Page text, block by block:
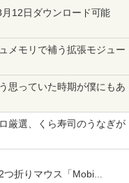
モノクロ版 39 (ジャンプ
吸うふたり 9巻 (デジタル
インチ 極軽量約965g
U748 高性能第7世代
軽い FHD液晶 type-C
古ノートパソコン Off
店]デスクトップパソ
付き メモリ16GB
定済 ホワイト ブラッ
100Hz FHD VAパネル
ルーライト軽減 ノング
Adaptive-Sync対応
F100
し （TJMOOK）
12日ダウンロード可能
メモリで補う拡張モジュー
思っていた時期が僕にもあ
厳選、くら寿司のうなぎが
つ折りマウス「Mobi